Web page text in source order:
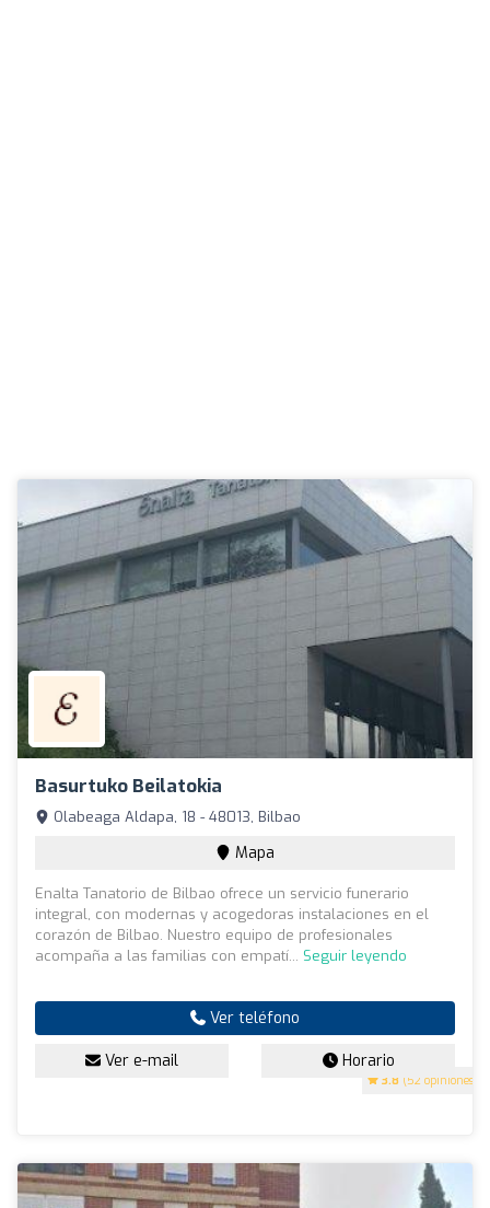
Basurtuko Beilatokia
3.8 (52 opiniones)
Olabeaga Aldapa, 18 - 48013, Bilbao
Mapa
Enalta Tanatorio de Bilbao ofrece un servicio funerario
integral, con modernas y acogedoras instalaciones en el
corazón de Bilbao. Nuestro equipo de profesionales
acompaña a las familias con empatí... Seguir leyendo
Ver teléfono
Ver e-mail Horario